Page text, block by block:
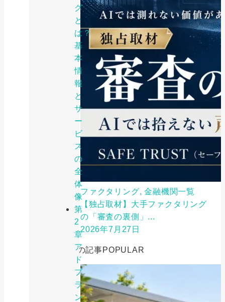
グ
と
は？
基
本
情
報
と
サ
ー
ビ
ス
の
全
体
像
第
2
章
ア
ド
プ
ラ
ン
ファクタリング, 金融機関一覧
【独占取材】大手ファクタリング
の「審査の裏側」...
2026年7月27日
人気の記事POPULAR